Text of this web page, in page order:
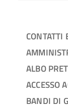
CONTATTI
ALBO
ACCESSO
BANDI DI